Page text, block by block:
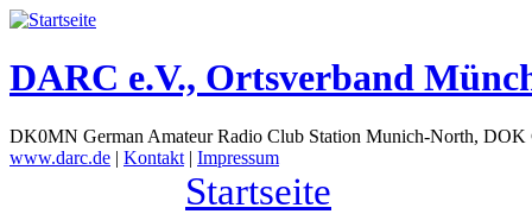
DARC e.V., Ortsverband
DK0MN German Amateur Radio Club Station Munich-North,
www.darc.de | Kontakt | Impressum
Startseite